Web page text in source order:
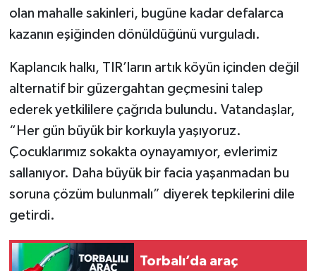
olan mahalle sakinleri, bugüne kadar defalarca
kazanın eşiğinden dönüldüğünü vurguladı.
Kaplancık halkı, TIR’ların artık köyün içinden değil
alternatif bir güzergahtan geçmesini talep
ederek yetkililere çağrıda bulundu. Vatandaşlar,
“Her gün büyük bir korkuyla yaşıyoruz.
Çocuklarımız sokakta oynayamıyor, evlerimiz
sallanıyor. Daha büyük bir facia yaşanmadan bu
soruna çözüm bulunmalı” diyerek tepkilerini dile
getirdi.
Torbalı’da araç